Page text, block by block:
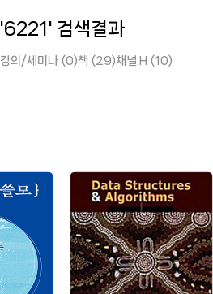
'6221' 검색결과
강의/세미나 (0)책 (29)채널.H (10)